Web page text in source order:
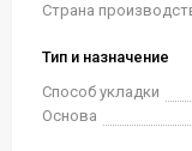
Страна
Тип и назначение
Способ укладки
Основа